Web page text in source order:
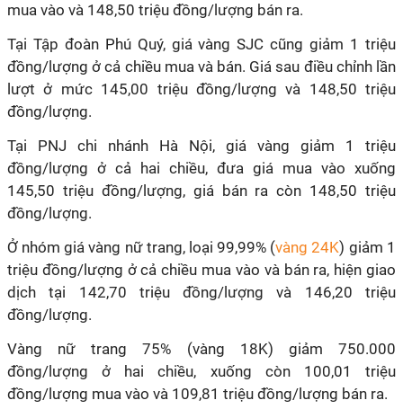
mua vào và 148,50 triệu đồng/lượng bán ra.
Tại Tập đoàn Phú Quý, giá vàng SJC cũng giảm 1 triệu
đồng/lượng ở cả chiều mua và bán. Giá sau điều chỉnh lần
lượt ở mức 145,00 triệu đồng/lượng và 148,50 triệu
đồng/lượng.
Tại PNJ chi nhánh Hà Nội, giá vàng giảm 1 triệu
đồng/lượng ở cả hai chiều, đưa giá mua vào xuống
145,50 triệu đồng/lượng, giá bán ra còn 148,50 triệu
đồng/lượng.
Ở nhóm giá vàng nữ trang, loại 99,99% (vàng 24K) giảm 1
triệu đồng/lượng ở cả chiều mua vào và bán ra, hiện giao
dịch tại 142,70 triệu đồng/lượng và 146,20 triệu
đồng/lượng.
Vàng nữ trang 75% (vàng 18K) giảm 750.000
đồng/lượng ở hai chiều, xuống còn 100,01 triệu
đồng/lượng mua vào và 109,81 triệu đồng/lượng bán ra.